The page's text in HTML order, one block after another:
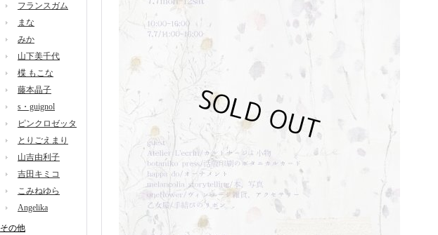
フランスガム
まな
みか
山下美千代
楪 もこな
藤本晶子
s・guignol
ピンクロゼッタ
とりごえまり
山吉由利子
吉田キミコ
こみねゆら
Angelika
その他